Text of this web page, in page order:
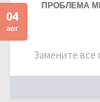
04
авг
ПРОБЛЕМА
Замените все